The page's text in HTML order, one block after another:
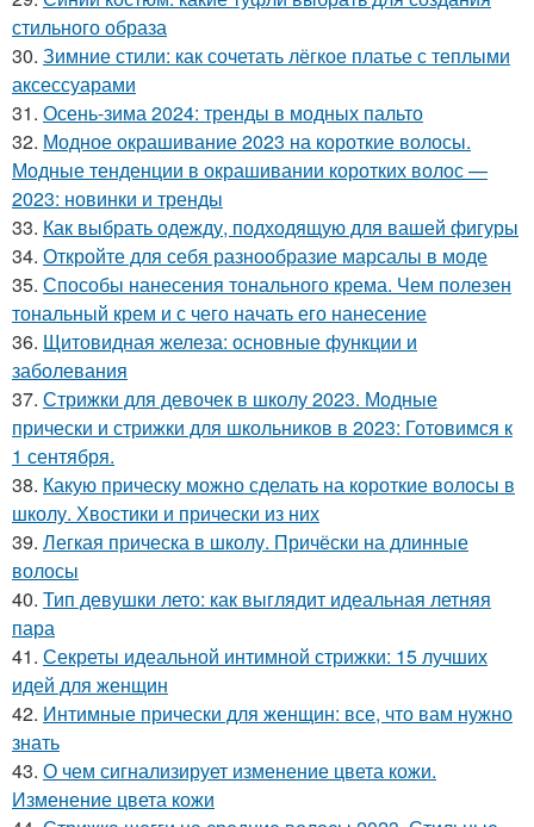
стильного образа
30. Зимние стили: как сочетать лёгкое платье с теплыми
аксессуарами
31. Осень-зима 2024: тренды в модных пальто
32. Модное окрашивание 2023 на короткие волосы.
Модные тенденции в окрашивании коротких волос —
2023: новинки и тренды
33. Как выбрать одежду, подходящую для вашей фигуры
34. Откройте для себя разнообразие марсалы в моде
35. Способы нанесения тонального крема. Чем полезен
тональный крем и с чего начать его нанесение
36. Щитовидная железа: основные функции и
заболевания
37. Стрижки для девочек в школу 2023. Модные
прически и стрижки для школьников в 2023: Готовимся к
1 сентября.
38. Какую прическу можно сделать на короткие волосы в
школу. Хвостики и прически из них
39. Легкая прическа в школу. Причёски на длинные
волосы
40. Тип девушки лето: как выглядит идеальная летняя
пара
41. Секреты идеальной интимной стрижки: 15 лучших
идей для женщин
42. Интимные прически для женщин: все, что вам нужно
знать
43. О чем сигнализирует изменение цвета кожи.
Изменение цвета кожи